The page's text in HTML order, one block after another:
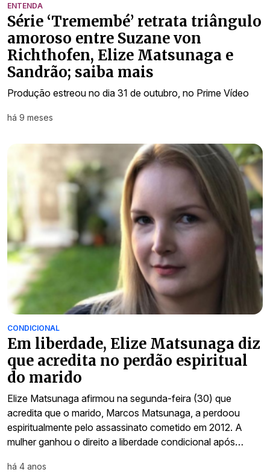
ENTENDA
Série ‘Tremembé’ retrata triângulo
amoroso entre Suzane von
Richthofen, Elize Matsunaga e
Sandrão; saiba mais
Produção estreou no dia 31 de outubro, no Prime Vídeo
há 9 meses
CONDICIONAL
Em liberdade, Elize Matsunaga diz
que acredita no perdão espiritual
do marido
Elize Matsunaga afirmou na segunda-feira (30) que
acredita que o marido, Marcos Matsunaga, a perdoou
espiritualmente pelo assassinato cometido em 2012. A
mulher ganhou o direito a liberdade condicional após…
há 4 anos